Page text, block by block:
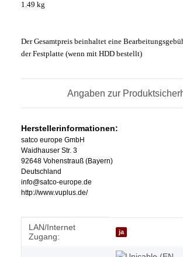
1.49 kg
Der Gesamtpreis beinhaltet eine
der Festplatte (wenn mit HDD bestellt)
Angaben zur
Herstellerinformationen:
satco europe GmbH
Waidhauser Str. 3
92648 Vohenstrauß (Bayern)
Deutschland
info@satco-europe.de
http://www.vuplus.de/
Produkteigenschaft
Wert
LAN/Internet
Zugang:
ja